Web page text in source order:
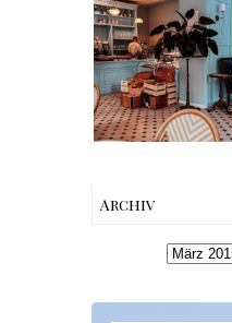
Berlin | Café
L’Berg –
Französischer
Charme mitten
in Berlin-
Wilmersdorf
Archiv